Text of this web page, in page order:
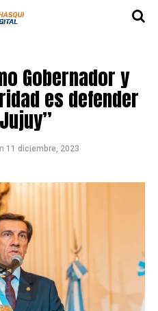
Gobernador y
es defender
11 diciembre, 2023